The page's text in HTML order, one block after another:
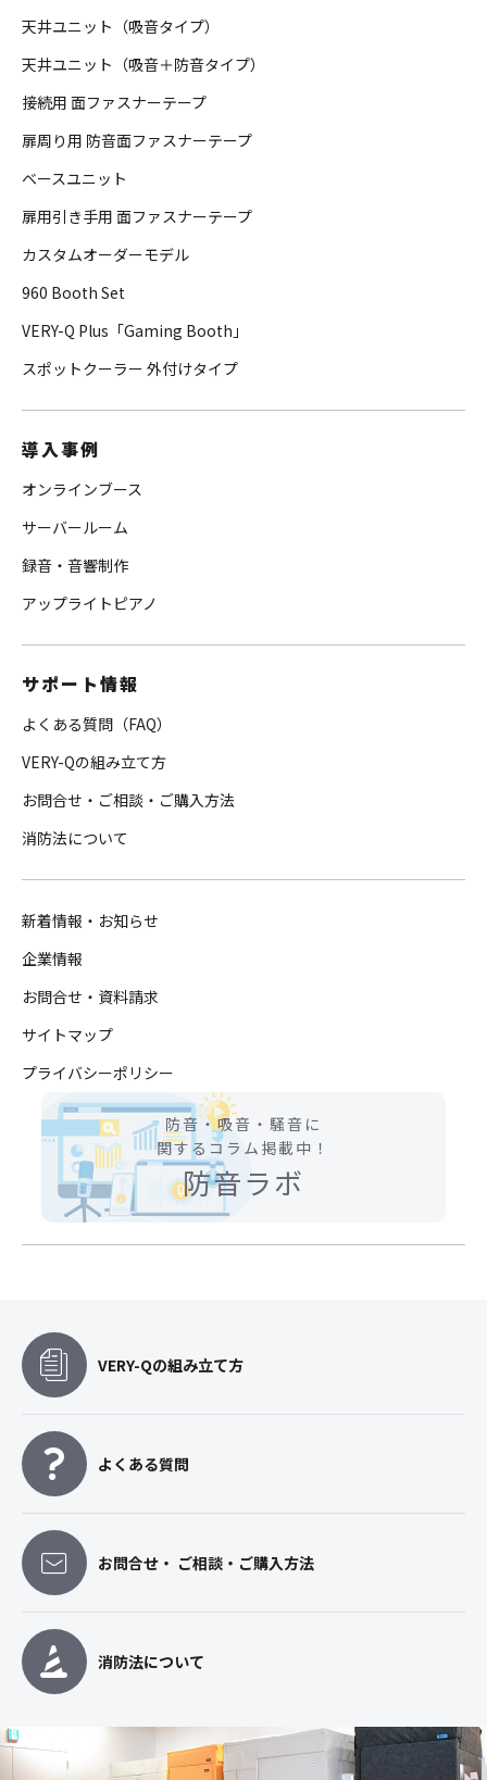
天井ユニット（吸音タイプ）
天井ユニット（吸音＋防音タイプ）
接続用 面ファスナーテープ
扉周り用 防音面ファスナーテープ
ベースユニット
扉用引き手用 面ファスナーテープ
カスタムオーダーモデル
960 Booth Set
VERY-Q Plus「Gaming Booth」
スポットクーラー 外付けタイプ
導入事例
オンラインブース
サーバールーム
録音・音響制作
アップライトピアノ
サポート情報
よくある質問（FAQ）
VERY-Qの組み立て方
お問合せ・ご相談・ご購入方法
消防法について
新着情報・お知らせ
企業情報
お問合せ・資料請求
サイトマップ
プライバシーポリシー
防音・吸音・騒音に
関するコラム掲載中！
防音ラボ
VERY-Qの組み立て方
よくある質問
お問合せ・ ご相談・ご購入方法
消防法について